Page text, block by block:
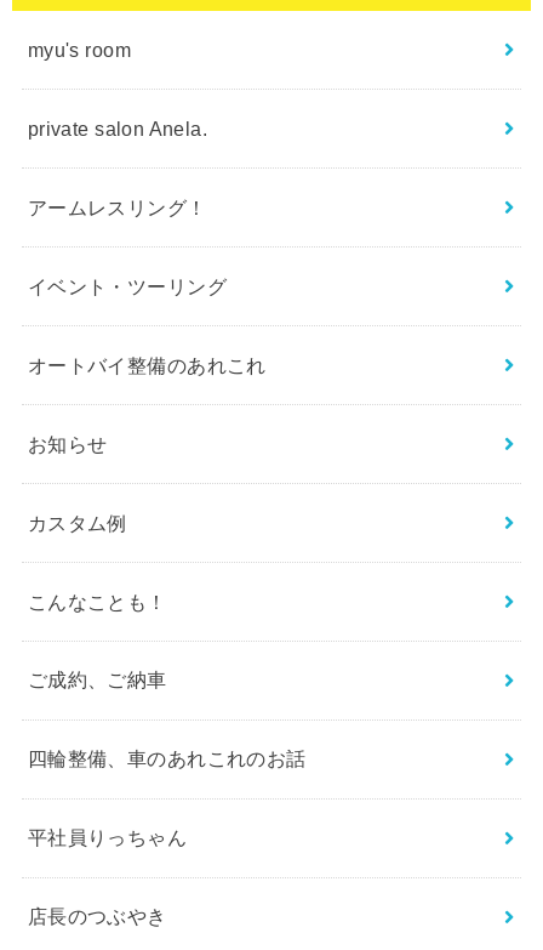
myu's room
private salon Anela.
アームレスリング！
イベント・ツーリング
オートバイ整備のあれこれ
お知らせ
カスタム例
こんなことも！
ご成約、ご納車
四輪整備、車のあれこれのお話
平社員りっちゃん
店長のつぶやき